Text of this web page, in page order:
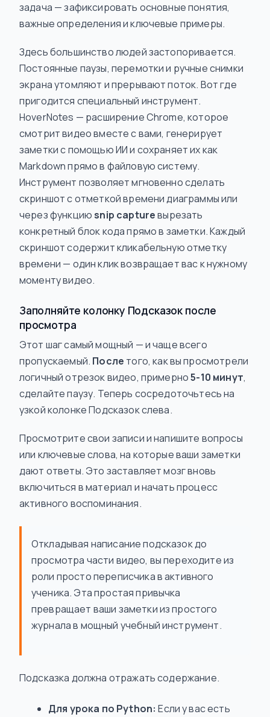
задача — зафиксировать основные понятия,
важные определения и ключевые примеры.
Здесь большинство людей застопоривается.
Постоянные паузы, перемотки и ручные снимки
экрана утомляют и прерывают поток. Вот где
пригодится специальный инструмент.
HoverNotes — расширение Chrome, которое
смотрит видео вместе с вами, генерирует
заметки с помощью ИИ и сохраняет их как
Markdown прямо в файловую систему.
Инструмент позволяет мгновенно сделать
скриншот с отметкой времени диаграммы или
через функциюsnip captureвырезать
конкретный блок кода прямо в заметки. Каждый
скриншот содержит кликабельную отметку
времени — один клик возвращает вас к нужному
моменту видео.
Заполняйте колонку Подсказок после
просмотра
Этот шаг самый мощный — и чаще всего
пропускаемый. После того, как вы просмотрели
логичный отрезок видео, примерно5-10 минут,
сделайте паузу. Теперь сосредоточьтесь на
узкой колонке Подсказок слева.
Просмотрите свои записи и напишите вопросы
или ключевые слова, на которые ваши заметки
дают ответы. Это заставляет мозг вновь
включиться в материал и начать процесс
активного воспоминания.
Откладывая написание подсказок до
просмотра части видео, вы переходите из
роли просто переписчика в активного
ученика. Эта простая привычка
превращает ваши заметки из простого
журнала в мощный учебный инструмент.
Подсказка должна отражать содержание.
Для урока по Python: Если у вас есть